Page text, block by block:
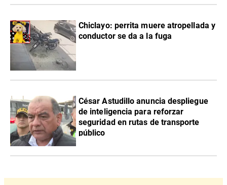
Chiclayo: perrita muere atropellada y
conductor se da a la fuga
César Astudillo anuncia despliegue
de inteligencia para reforzar
seguridad en rutas de transporte
público